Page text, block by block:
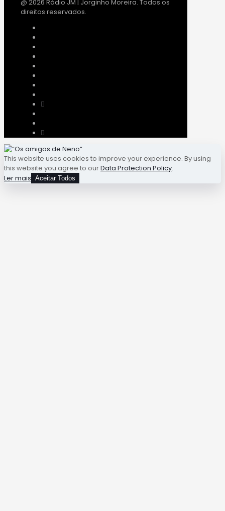
@ 2026 Rádio JM | Jorginho Moreira. Todos os
direitos reservados.
This website uses cookies to improve your experience. By using
this website you agree to ourData Protection Policy.
Ler mais Aceitar Todos